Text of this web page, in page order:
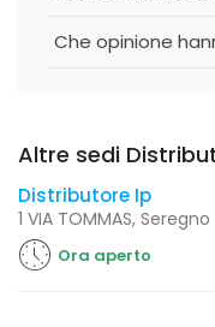
Che opinione
Altre sedi
Distributore Ip
1 VIA TOMMAS, Seregno
Ora aperto